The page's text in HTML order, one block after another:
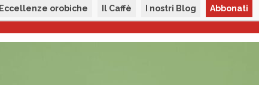
Eccellenze orobiche Il Caffè I nostri Blog Abbonati